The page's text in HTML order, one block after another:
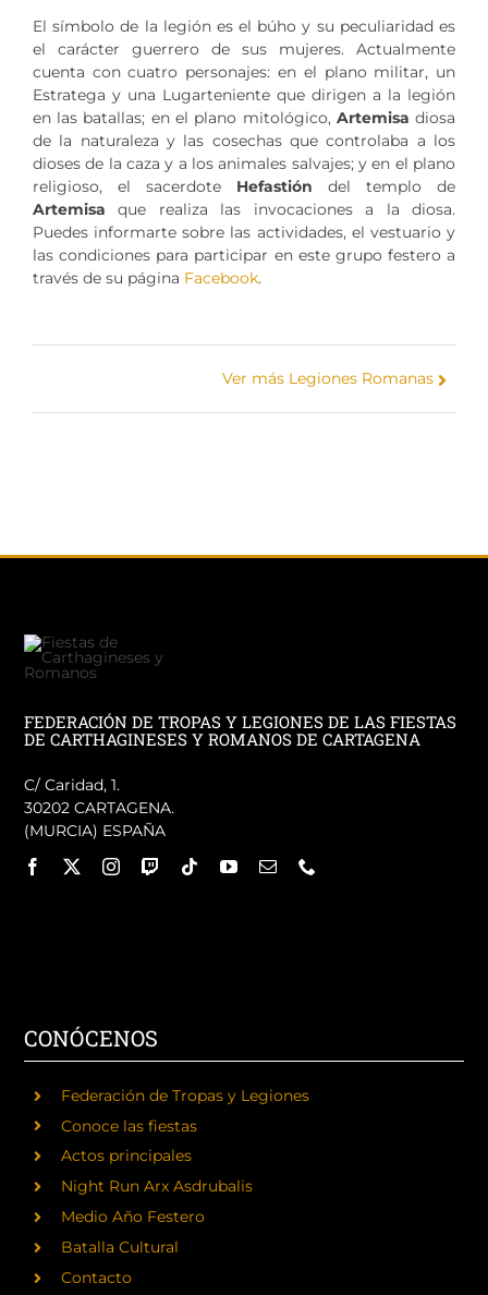
El símbolo de la legión es el búho y su peculiaridad es
el carácter guerrero de sus mujeres. Actualmente
cuenta con cuatro personajes: en el plano militar, un
Estratega y una Lugarteniente que dirigen a la legión
en las batallas; en el plano mitológico, Artemisa diosa
de la naturaleza y las cosechas que controlaba a los
dioses de la caza y a los animales salvajes; y en el plano
religioso, el sacerdote Hefastión del templo de
Artemisa que realiza las invocaciones a la diosa.
Puedes informarte sobre las actividades, el vestuario y
las condiciones para participar en este grupo festero a
través de su página Facebook.
Ver más Legiones Romanas
FEDERACIÓN DE TROPAS Y LEGIONES DE LAS FIESTAS
DE CARTHAGINESES Y ROMANOS DE CARTAGENA
C/ Caridad, 1.
30202 CARTAGENA.
(MURCIA) ESPAÑA
CONÓCENOS
Federación de Tropas y Legiones
Conoce las fiestas
Actos principales
Night Run Arx Asdrubalis
Medio Año Festero
Batalla Cultural
Contacto